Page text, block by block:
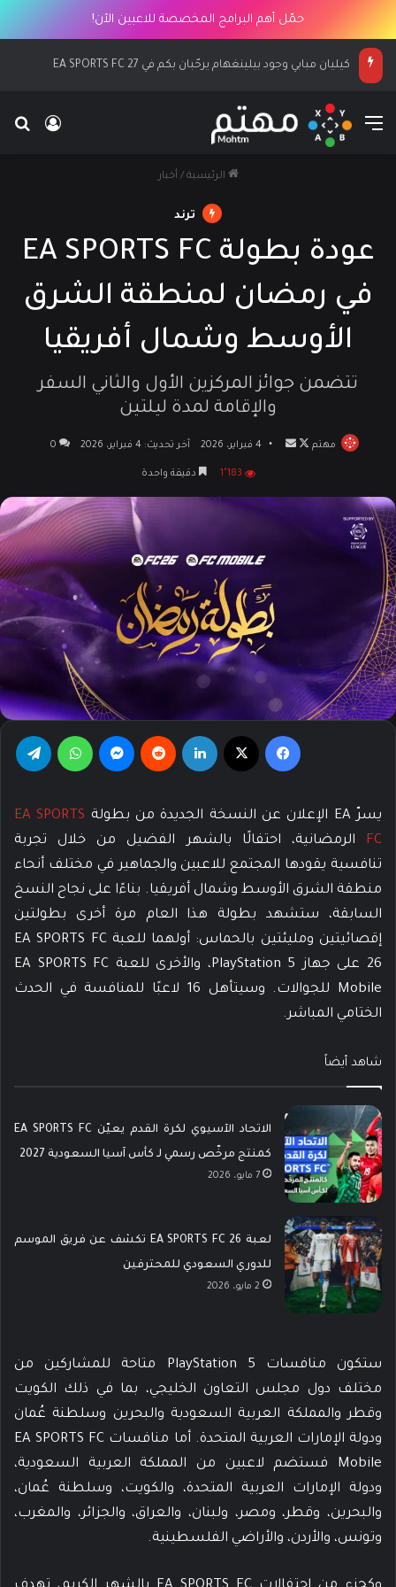
حمّل أهم البرامج المخصصة للاعبين الآن!
كيليان مبابي وجود بيلينغهام يرحّبان بكم في EA SPORTS FC 27
القائمة
الرئيسية / أخبار
ترند
عودة بطولة EA SPORTS FC
في رمضان لمنطقة الشرق
الأوسط وشمال أفريقيا
تتضمن جوائز المركزين الأول والثاني السفر
والإقامة لمدة ليلتين
مهتم
تابع أرسل4 فبراير، 2026 آخر تحديث: 4 فبراير، 2026 0
1٬183 دقيقة واحدة
يسرّ EA الإعلان عن النسخة الجديدة من بطولة
EA SPORTS
FC الرمضانية، احتفالًا بالشهر الفضيل من خلال تجربة
تنافسية يقودها المجتمع للاعبين والجماهير في مختلف أنحاء
منطقة الشرق الأوسط وشمال أفريقيا. بناءًا على نجاح النسخ
السابقة، ستشهد بطولة هذا العام مرة أخرى بطولتين
إقصائيتين ومليئتين بالحماس: أولهما للعبة EA SPORTS FC
26 على جهاز PlayStation 5، والأخرى للعبة EA SPORTS FC
Mobile للجوالات. وسيتأهل 16 لاعبًا للمنافسة في الحدث
الختامي المباشر.
شاهد أيضاً
الاتحاد الآسيوي لكرة القدم يعيّن EA SPORTS FC
كمنتج مرخّص رسمي لـ كأس آسيا السعودية 2027
7 مايو، 2026
لعبة EA SPORTS FC 26 تكشف عن فريق الموسم
للدوري السعودي للمحترفين
2 مايو، 2026
ستكون منافسات PlayStation 5 متاحة للمشاركين من
مختلف دول مجلس التعاون الخليجي، بما في ذلك الكويت
وقطر والمملكة العربية السعودية والبحرين وسلطنة عُمان
ودولة الإمارات العربية المتحدة. أما منافسات EA SPORTS FC
Mobile فستضم لاعبين من المملكة العربية السعودية،
ودولة الإمارات العربية المتحدة، والكويت، وسلطنة عُمان،
والبحرين، وقطر، ومصر، ولبنان، والعراق، والجزائر، والمغرب،
وتونس، والأردن، والأراضي الفلسطينية.